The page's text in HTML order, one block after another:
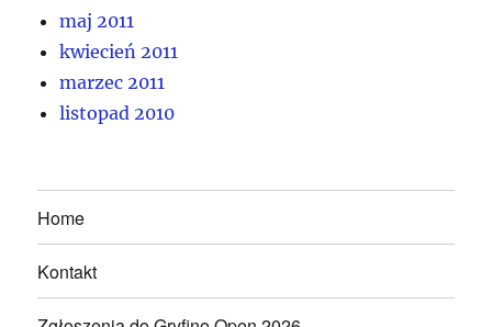
maj 2011
kwiecień 2011
marzec 2011
listopad 2010
Home
Kontakt